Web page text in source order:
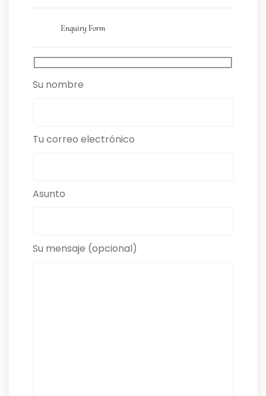
Enquiry Form
Su nombre
Tu correo electrónico
Asunto
Su mensaje (opcional)